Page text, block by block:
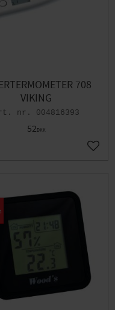
708
VIKING
004816393
52DKK
Gem